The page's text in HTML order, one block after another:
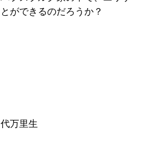
ができるのだろうか？
万里生